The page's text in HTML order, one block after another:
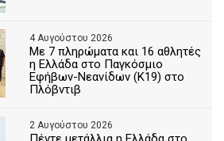
4 Αυγούστου 2026
Με 7 πληρώματα και 16 αθλητές
η Ελλάδα στο Παγκόσμιο
Εφήβων-Νεανίδων (Κ19) στο
Πλόβντιβ
2 Αυγούστου 2026